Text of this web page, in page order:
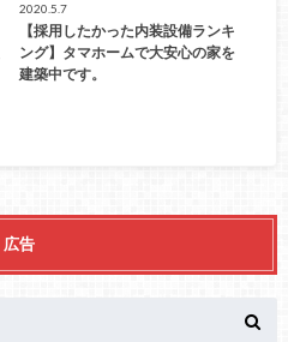
2020.5.7
【採用したかった内装設備ランキ
ング】タマホームで大安心の家を
建築中です。
広告